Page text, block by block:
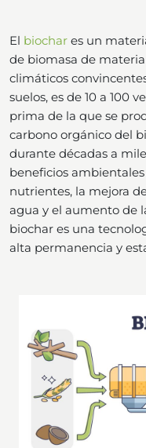
El biochar es un
de biomasa de
climáticos
suelos, es de 10 a 100
prima de la que se
carbono orgánico del
durante décadas a
beneficios
nutrientes, la mejora
agua y el aumento de
biochar es una
alta permanencia y